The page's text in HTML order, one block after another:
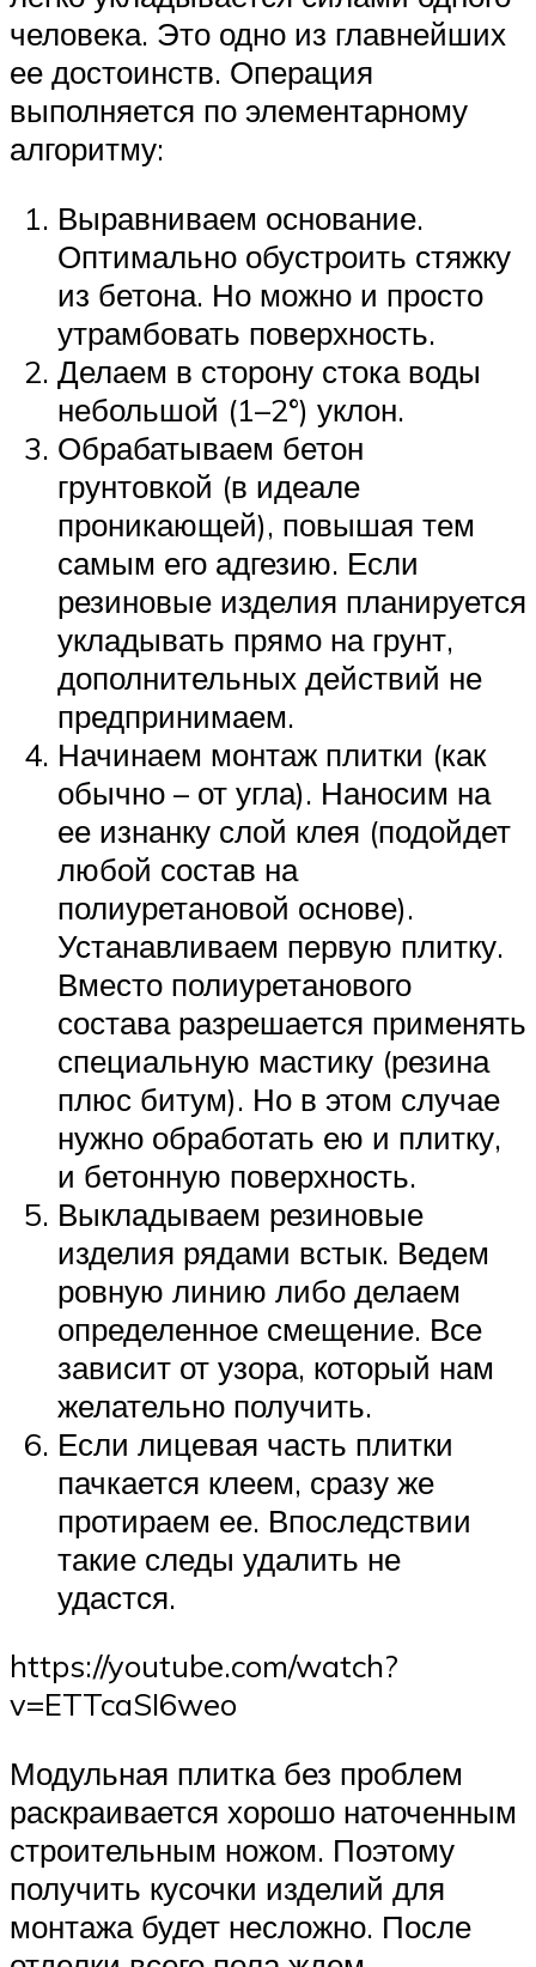
человека. Это одно из главнейших
ее достоинств. Операция
выполняется по элементарному
алгоритму:
Выравниваем основание.
Оптимально обустроить стяжку
из бетона. Но можно и просто
утрамбовать поверхность.
Делаем в сторону стока воды
небольшой (1–2°) уклон.
Обрабатываем бетон
грунтовкой (в идеале
проникающей), повышая тем
самым его адгезию. Если
резиновые изделия планируется
укладывать прямо на грунт,
дополнительных действий не
предпринимаем.
Начинаем монтаж плитки (как
обычно – от угла). Наносим на
ее изнанку слой клея (подойдет
любой состав на
полиуретановой основе).
Устанавливаем первую плитку.
Вместо полиуретанового
состава разрешается применять
специальную мастику (резина
плюс битум). Но в этом случае
нужно обработать ею и плитку,
и бетонную поверхность.
Выкладываем резиновые
изделия рядами встык. Ведем
ровную линию либо делаем
определенное смещение. Все
зависит от узора, который нам
желательно получить.
Если лицевая часть плитки
пачкается клеем, сразу же
протираем ее. Впоследствии
такие следы удалить не
удастся.
https://youtube.com/watch?
v=ETTcaSI6weo
Модульная плитка без проблем
раскраивается хорошо наточенным
строительным ножом. Поэтому
получить кусочки изделий для
монтажа будет несложно. После